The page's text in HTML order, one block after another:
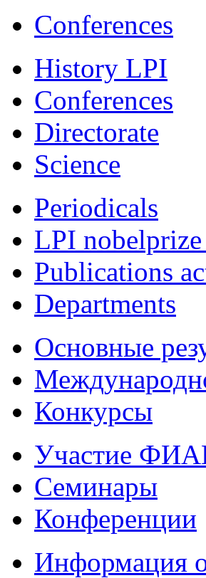
Conferences
History LPI
Conferences
Directorate
Science
Periodicals
LPI nobelprize
Publications
Departments
Основные
Конкурсы
Участие
Семинары
Конференции
Информация